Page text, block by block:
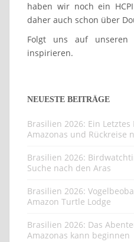
haben wir noch ein
daher auch schon über
Folgt uns auf
inspirieren.
NEUESTE BEITRÄGE
Brasilien 2026: Ein
Amazonas und Rückreise
Brasilien 2026:
Suche nach den Aras
Brasilien 2026:
Amazon Turtle Lodge
Brasilien 2026: Das
Amazonas kann beginnen